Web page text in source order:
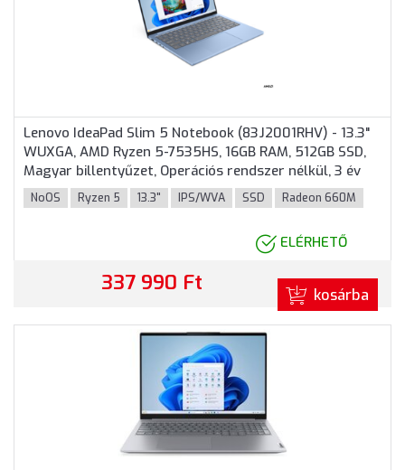
Lenovo IdeaPad Slim 5 Notebook (83J2001RHV) - 13.3"
WUXGA, AMD Ryzen 5-7535HS, 16GB RAM, 512GB SSD,
Magyar billentyűzet, Operációs rendszer nélkül, 3 év
garancia, Világoskék színben
NoOS Ryzen 5 13.3" IPS/WVA SSD Radeon 660M
ELÉRHETŐ
337 990 Ft kosárba